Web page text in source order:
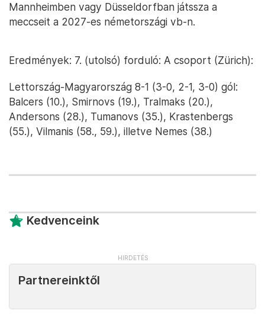
Mannheimben vagy Düsseldorfban játssza a
meccseit a 2027-es németországi vb-n.
Eredmények: 7. (utolsó) forduló: A csoport (Zürich):
Lettország-Magyarország 8-1 (3-0, 2-1, 3-0) gól:
Balcers (10.), Smirnovs (19.), Tralmaks (20.),
Andersons (28.), Tumanovs (35.), Krastenbergs
(55.), Vilmanis (58., 59.), illetve Nemes (38.)
Kedvenceink
Partnereinktől